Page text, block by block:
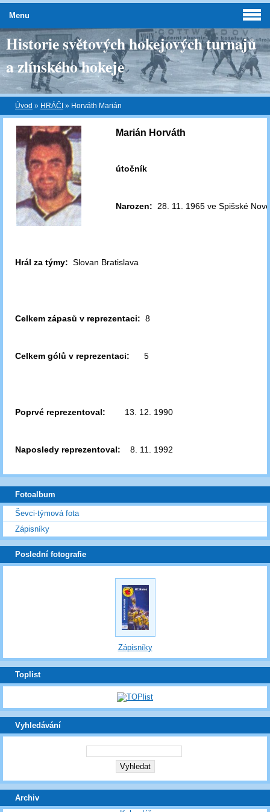
Historie světových hokejových turnajů
a zlínského hokeje
Úvod » HRÁČI » Horváth Marián
Marián Horváth
útočník
Narozen: 28. 11. 1965 ve Spišské
Hrál za týmy: Slovan Bratislava
Celkem zápasů v reprezentaci: 8
Celkem gólů v reprezentaci: 5
Poprvé reprezentoval: 13. 12. 1990
Naposledy reprezentoval: 8. 11. 1992
Menu
Fotoalbum
Ševci-týmová fota
Zápisníky
Poslední fotografie
Zápisníky
Toplist
Vyhledávání
Archiv